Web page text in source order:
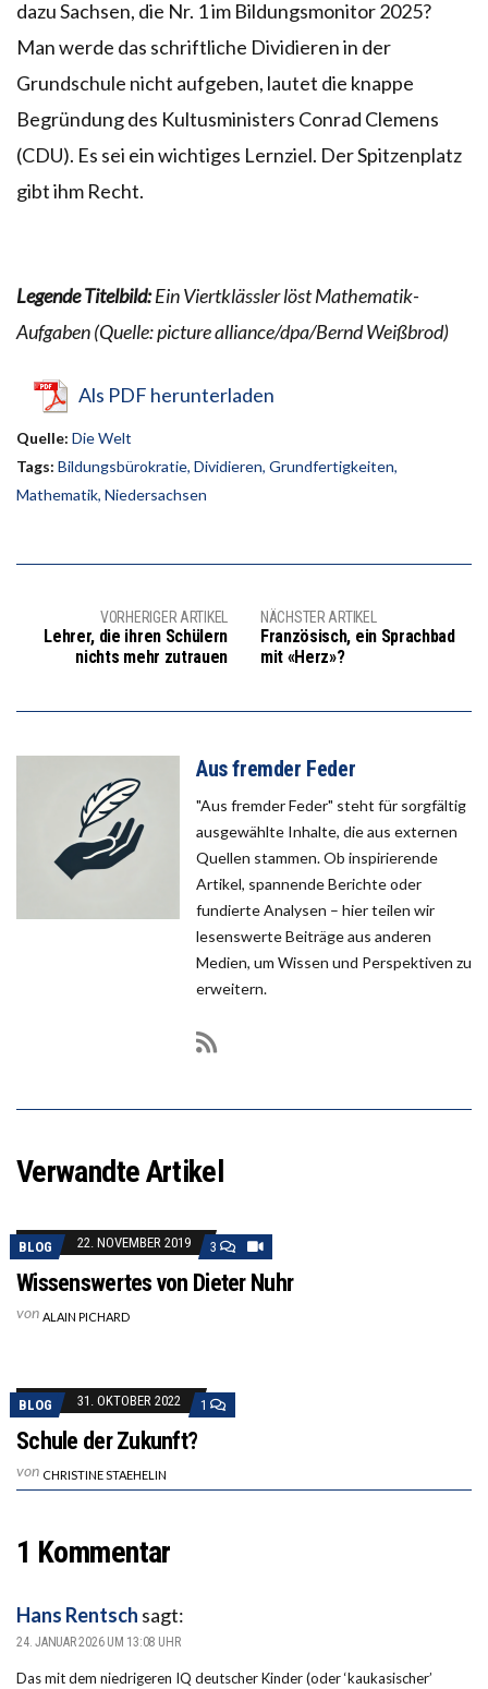
dazu Sachsen, die Nr. 1 im Bildungsmonitor 2025?
Man werde das schriftliche Dividieren in der
Grundschule nicht aufgeben, lautet die knappe
Begründung des Kultusministers Conrad Clemens
(CDU). Es sei ein wichtiges Lernziel. Der Spitzenplatz
gibt ihm Recht.
Legende Titelbild:Ein Viertklässler löst Mathematik-
Aufgaben (Quelle: picture alliance/dpa/Bernd Weißbrod)
Als PDF herunterladen
Quelle: Die Welt
Tags: Bildungsbürokratie, Dividieren, Grundfertigkeiten,
Mathematik, Niedersachsen
VORHERIGER ARTIKEL
Lehrer, die ihren Schülern
nichts mehr zutrauen
NÄCHSTER ARTIKEL
Französisch, ein Sprachbad
mit «Herz»?
Aus fremder Feder
"Aus fremder Feder" steht für sorgfältig
ausgewählte Inhalte, die aus externen
Quellen stammen. Ob inspirierende
Artikel, spannende Berichte oder
fundierte Analysen – hier teilen wir
lesenswerte Beiträge aus anderen
Medien, um Wissen und Perspektiven zu
erweitern.
Verwandte Artikel
BLOG 22. NOVEMBER 2019 3
Wissenswertes von Dieter Nuhr
von ALAIN PICHARD
BLOG 31. OKTOBER 2022 1
Schule der Zukunft?
von CHRISTINE STAEHELIN
1 Kommentar
Hans Rentsch sagt:
24. JANUAR 2026 UM 13:08 UHR
Das mit dem niedrigeren IQ deutscher Kinder (oder ‘kaukasischer’